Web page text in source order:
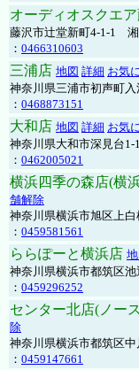
オーディオスクエア
藤沢市辻堂新町4-1-1 湘
： 0466310603
三浦店 地図 詳細 お気
神奈川県三浦市初声町入
： 0468873151
大和店 地図 詳細 お気
神奈川県大和市深見台1-
： 0462005021
横浜四季の森店(横
舗解除
神奈川県横浜市旭区上白
： 0459581561
ららぽーと横浜店
神奈川県横浜市都筑区池
： 0459296252
センター北店(ノー
除
神奈川県横浜市都筑区中
： 0459147661